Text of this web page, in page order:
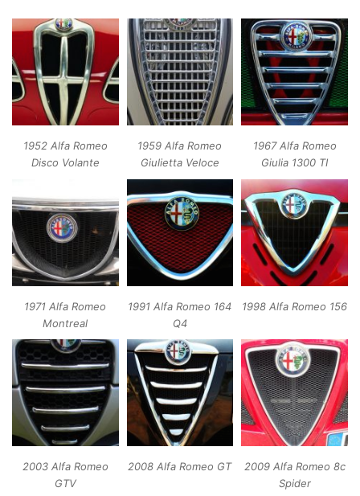
1952 Alfa Romeo
Disco Volante
1959 Alfa Romeo
Giulietta Veloce
1967 Alfa Romeo
Giulia 1300 TI
1971 Alfa Romeo
Montreal
1991 Alfa Romeo 164
Q4
1998 Alfa Romeo 156
2003 Alfa Romeo
GTV
2008 Alfa Romeo GT
2009 Alfa Romeo 8c
Spider